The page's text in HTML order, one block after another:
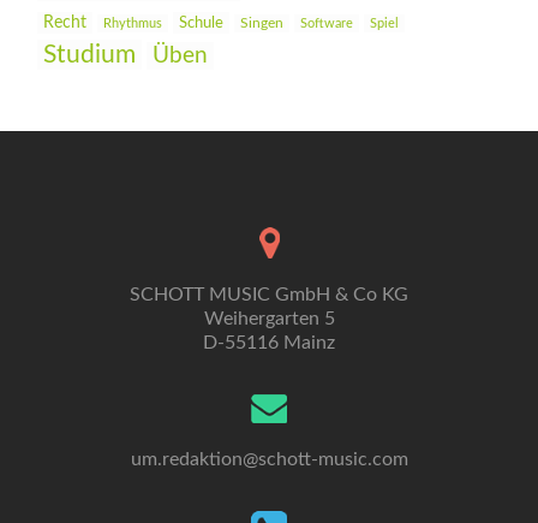
Recht Rhythmus Schule Singen Software Spiel
Studium Üben
SCHOTT MUSIC GmbH & Co KG
Weihergarten 5
D-55116 Mainz
um.redaktion@schott-music.com